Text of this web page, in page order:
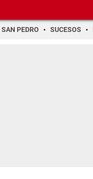
SAN PEDRO SUCESOS